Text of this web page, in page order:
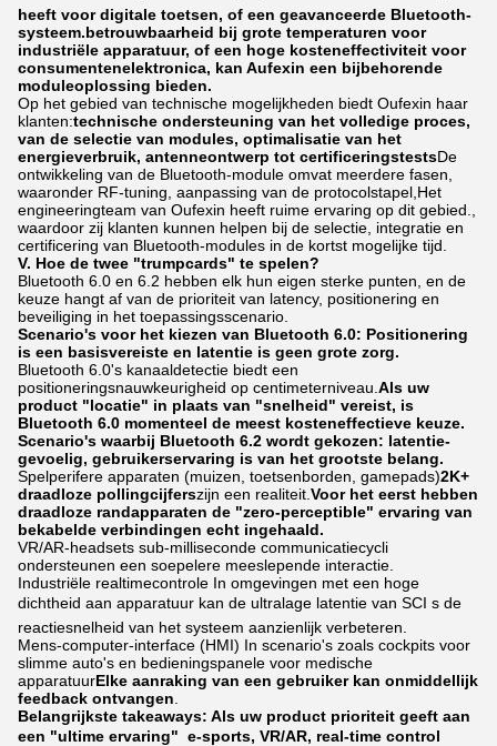
heeft voor digitale toetsen, of een geavanceerde Bluetooth-
systeem.betrouwbaarheid bij grote temperaturen voor
industriële apparatuur, of een hoge kosteneffectiviteit voor
consumentenelektronica, kan Aufexin een bijbehorende
moduleoplossing bieden.
Op het gebied van technische mogelijkheden biedt Oufexin haar
klanten:technische ondersteuning van het volledige proces,
van de selectie van modules, optimalisatie van het
energieverbruik, antenneontwerp tot certificeringstestsDe
ontwikkeling van de Bluetooth-module omvat meerdere fasen,
waaronder RF-tuning, aanpassing van de protocolstapel,Het
engineeringteam van Oufexin heeft ruime ervaring op dit gebied.,
waardoor zij klanten kunnen helpen bij de selectie, integratie en
certificering van Bluetooth-modules in de kortst mogelijke tijd.
V. Hoe de twee "trumpcards" te spelen?
Bluetooth 6.0 en 6.2 hebben elk hun eigen sterke punten, en de
keuze hangt af van de prioriteit van latency, positionering en
beveiliging in het toepassingsscenario.
Scenario's voor het kiezen van Bluetooth 6.0: Positionering
is een basisvereiste en latentie is geen grote zorg.
Bluetooth 6.0's kanaaldetectie biedt een
positioneringsnauwkeurigheid op centimeterniveau. Als uw
product "locatie" in plaats van "snelheid" vereist, is
Bluetooth 6.0 momenteel de meest kosteneffectieve keuze.
Scenario's waarbij Bluetooth 6.2 wordt gekozen: latentie-
gevoelig, gebruikerservaring is van het grootste belang.
Spelperifere apparaten (muizen, toetsenborden, gamepads)2K+
draadloze pollingcijferszijn een realiteit. Voor het eerst hebben
draadloze randapparaten de "zero-perceptible" ervaring van
bekabelde verbindingen echt ingehaald.
VR/AR-headsets sub-milliseconde communicatiecycli
ondersteunen een soepelere meeslepende interactie.
Industriële realtimecontrole In omgevingen met een hoge
dichtheid aan apparatuur kan de ultralage latentie van SCI s de
reactiesnelheid van het systeem aanzienlijk verbeteren.
Mens-computer-interface (HMI) In scenario's zoals cockpits voor
slimme auto's en bedieningspanele voor medische
apparatuurElke aanraking van een gebruiker kan onmiddellijk
feedback ontvangen
Belangrijkste takeaways: Als uw product prioriteit geeft aan
een "ultime ervaring"  e-sports, VR/AR, real-time control 